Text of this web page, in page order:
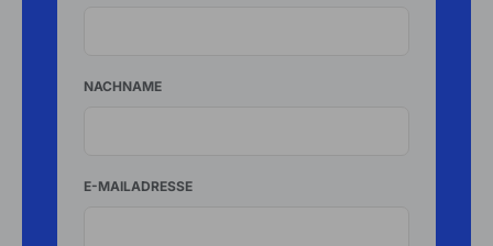
NACHNAME
E-MAILADRESSE